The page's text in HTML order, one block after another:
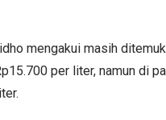
mengakui masih
per liter, namun di